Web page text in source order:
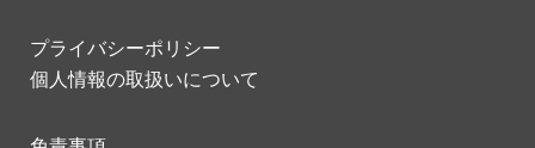
プライバシーポリシー
個人情報の取扱いについて